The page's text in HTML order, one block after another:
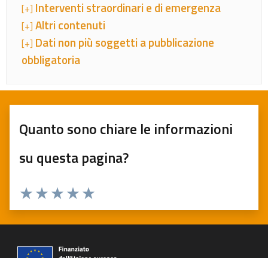
[+] Interventi straordinari e di emergenza
[+] Altri contenuti
[+] Dati non più soggetti a pubblicazione
obbligatoria
Quanto sono chiare le informazioni
su questa pagina?
Valuta 5 stelle su 5
Valuta 4 stelle su 5
Valuta 3 stelle su 5
Valuta 2 stelle su 5
Valuta 1 stelle su 5